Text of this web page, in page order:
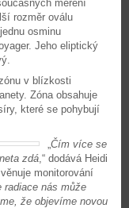
měření
rozměr oválu
osminu
Jeho eliptický
v blízkosti
Zóna obsahuje
které se pohybují
„Čím více se
zdá,“ dodává Heidi
monitorování
radiace nás může
že objevíme novou